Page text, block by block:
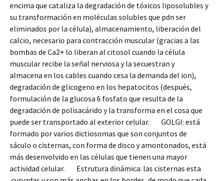
encima que cataliza la degradación de tóxicos liposolubles y
su transformación en moléculas solubles que pdn ser
eliminados por la célula), almacenamiento, liberación del
calcio, necesario para contracción muscular (gracias a las
bombas de Ca2+ lo liberan al citosol cuando la célula
muscular recibe la señal nerviosa y la secuestran y
almacena en los cables cuando cesa la demanda del ion),
degradación de glicogeno en los hepatocitos (después,
formulación de la glucosa 6 fosfato que resulta de la
degradación de polisacárido y la transforma en el cosa que
puede ser transportado al exterior celular. GOLGI: está
formado por varios dictiosomas que son conjuntos de
sáculo o cisternas, con forma de disco y amontonados, está
más desenvolvido en las células que tienen una mayor
actividad celular. Estrutura dinámica: las cisternas esta